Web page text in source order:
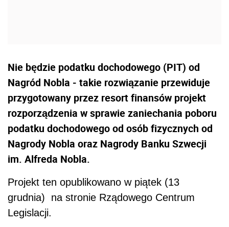
Nie będzie podatku dochodowego (PIT) od
Nagród Nobla - takie rozwiązanie przewiduje
przygotowany przez resort finansów projekt
rozporządzenia w sprawie zaniechania poboru
podatku dochodowego od osób fizycznych od
Nagrody Nobla oraz Nagrody Banku Szwecji
im. Alfreda Nobla.
Projekt ten opublikowano w piątek (13
grudnia) na stronie Rządowego Centrum
Legislacji.